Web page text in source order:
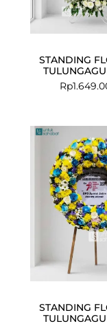
STANDING
Rp
STANDING